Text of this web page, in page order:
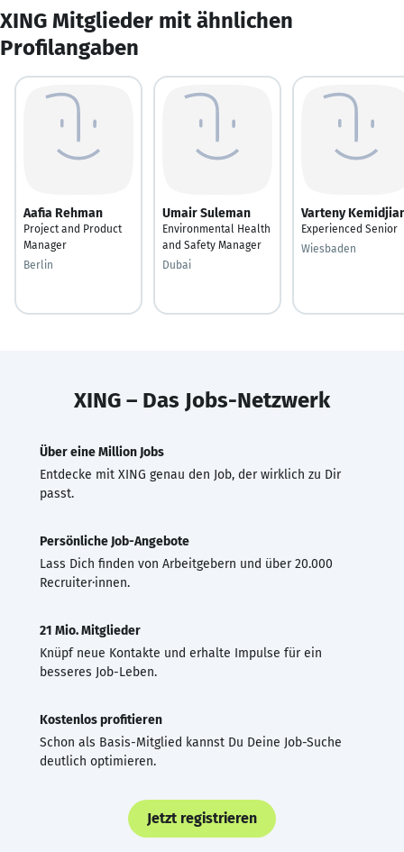
XING Mitglieder mit ähnlichen
Profilangaben
Aafia Rehman
Project and Product
Manager
Berlin
Umair Suleman
Environmental Health
and Safety Manager
Dubai
Varteny
Experienced Senior
Wiesbaden
XING – Das Jobs-Netzwerk
Über eine Million Jobs
Entdecke mit XING genau den Job, der wirklich zu Dir
passt.
Persönliche Job-Angebote
Lass Dich finden von Arbeitgebern und über 20.000
Recruiter·innen.
21 Mio. Mitglieder
Knüpf neue Kontakte und erhalte Impulse für ein
besseres Job-Leben.
Kostenlos profitieren
Schon als Basis-Mitglied kannst Du Deine Job-Suche
deutlich optimieren.
Jetzt registrieren